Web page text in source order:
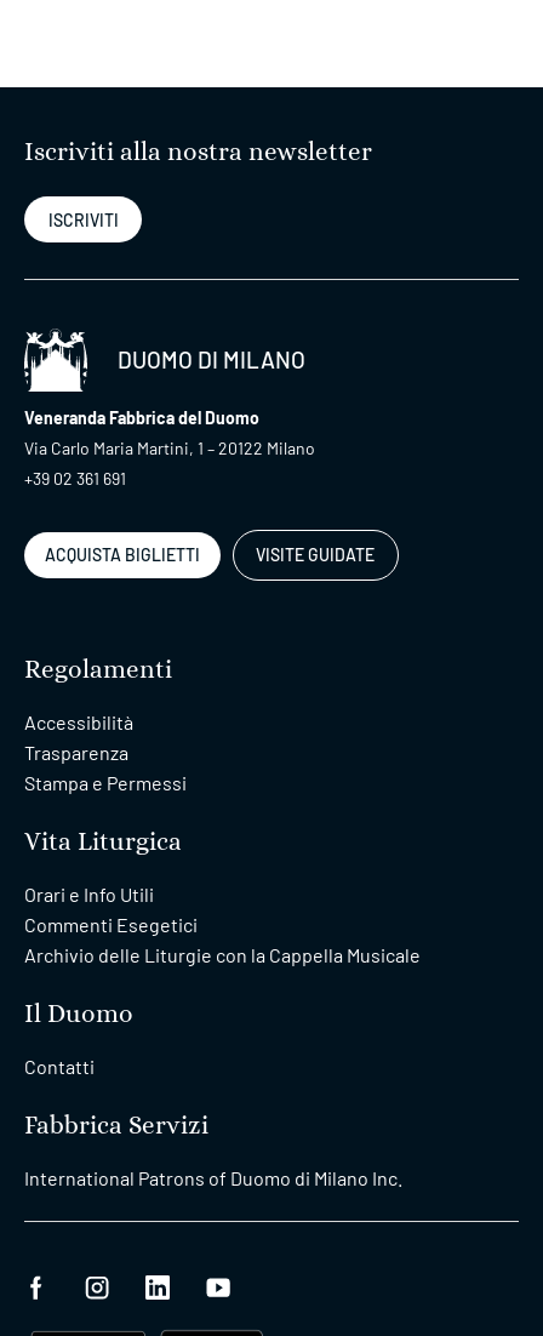
Iscriviti alla nostra newsletter
ISCRIVITI
DUOMO DI MILANO
Veneranda Fabbrica del Duomo
Via Carlo Maria Martini, 1 – 20122 Milano
+39 02 361 691
ACQUISTA BIGLIETTI VISITE GUIDATE
Regolamenti
Accessibilità
Trasparenza
Stampa e Permessi
Vita Liturgica
Orari e Info Utili
Commenti Esegetici
Archivio delle Liturgie con la Cappella Musicale
Il Duomo
Contatti
Fabbrica Servizi
International Patrons of Duomo di Milano Inc.